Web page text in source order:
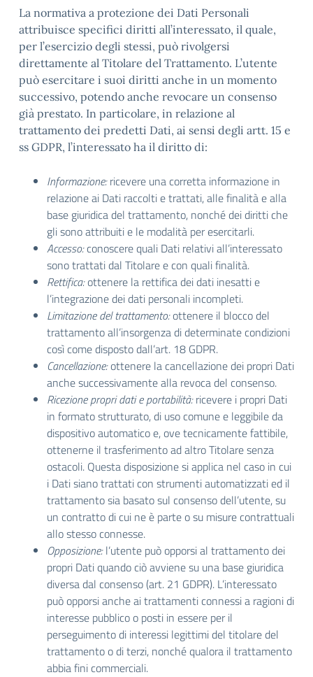
La normativa a protezione dei Dati Personali
attribuisce specifici diritti all’interessato, il quale,
per l’esercizio degli stessi, può rivolgersi
direttamente al Titolare del Trattamento. L’utente
può esercitare i suoi diritti anche in un momento
successivo, potendo anche revocare un consenso
già prestato. In particolare, in relazione al
trattamento dei predetti Dati, ai sensi degli artt. 15 e
ss GDPR, l’interessato ha il diritto di:
Informazione:ricevere una corretta informazione in
relazione ai Dati raccolti e trattati, alle finalità e alla
base giuridica del trattamento, nonché dei diritti che
gli sono attribuiti e le modalità per esercitarli.
Accesso:conoscere quali Dati relativi all’interessato
sono trattati dal Titolare e con quali finalità.
Rettifica:ottenere la rettifica dei dati inesatti e
l’integrazione dei dati personali incompleti.
Limitazione del trattamento:ottenere il blocco del
trattamento all’insorgenza di determinate condizioni
così come disposto dall’art. 18 GDPR.
Cancellazione:ottenere la cancellazione dei propri Dati
anche successivamente alla revoca del consenso.
Ricezione propri dati e portabilità:ricevere i propri Dati
in formato strutturato, di uso comune e leggibile da
dispositivo automatico e, ove tecnicamente fattibile,
ottenerne il trasferimento ad altro Titolare senza
ostacoli. Questa disposizione si applica nel caso in cui
i Dati siano trattati con strumenti automatizzati ed il
trattamento sia basato sul consenso dell’utente, su
un contratto di cui ne è parte o su misure contrattuali
allo stesso connesse.
Opposizione:l’utente può opporsi al trattamento dei
propri Dati quando ciò avviene su una base giuridica
diversa dal consenso (art. 21 GDPR). L’interessato
può opporsi anche ai trattamenti connessi a ragioni di
interesse pubblico o posti in essere per il
perseguimento di interessi legittimi del titolare del
trattamento o di terzi, nonché qualora il trattamento
abbia fini commerciali.